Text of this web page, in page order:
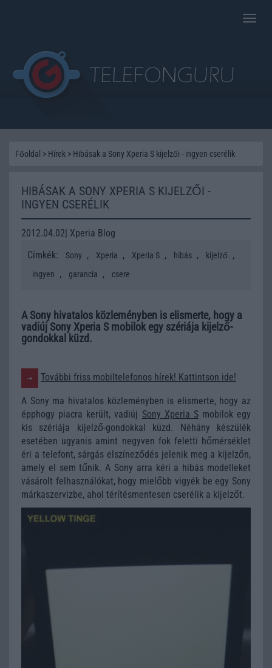
Toggle
Főoldal > Hírek > Hibásak a Sony Xperia S kijelzői - ingyen cserélik
HIBÁSAK A SONY XPERIA S KIJELZŐI -
INGYEN CSERÉLIK
2012.04.02| Xperia Blog
Címkék:
Sony , Xperia , Xperia S , hibás , kijelző ,
ingyen , garancia , csere
A Sony hivatalos közleményben is elismerte, hogy a
vadiúj Sony Xperia S mobilok egy szériája kijelző-
gondokkal küzd.
További friss mobiltelefonos hírek! Kattintson ide!
A Sony ma hivatalos közleményben is elismerte, hogy az
épphogy piacra került, vadiúj Sony Xperia Smobilok egy
kis szériája kijelző-gondokkal küzd. Néhány készülék
esetében ugyanis amint negyven fok feletti hőmérséklet
éri a telefont, sárgás elszíneződés jelenik meg a kijelzőn,
amely el sem tűnik. A Sony arra kéri a hibás modelleket
vásárolt felhasználókat, hogy mielőbb vigyék be egy Sony
márkaszervizbe, ahol térítésmentesen cserélik a kijelzőt.